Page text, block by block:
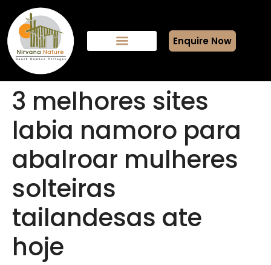
Enquire Now
3 melhores sites
labia namoro para
abalroar mulheres
solteiras
tailandesas ate
hoje